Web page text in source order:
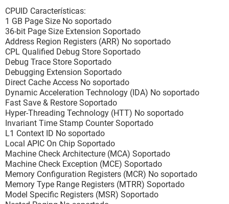
CPUID Características:
1 GB Page Size No soportado
36-bit Page Size Extension Soportado
Address Region Registers (ARR) No soportado
CPL Qualified Debug Store Soportado
Debug Trace Store Soportado
Debugging Extension Soportado
Direct Cache Access No soportado
Dynamic Acceleration Technology (IDA) No soportado
Fast Save & Restore Soportado
Hyper-Threading Technology (HTT) No soportado
Invariant Time Stamp Counter Soportado
L1 Context ID No soportado
Local APIC On Chip Soportado
Machine Check Architecture (MCA) Soportado
Machine Check Exception (MCE) Soportado
Memory Configuration Registers (MCR) No soportado
Memory Type Range Registers (MTRR) Soportado
Model Specific Registers (MSR) Soportado